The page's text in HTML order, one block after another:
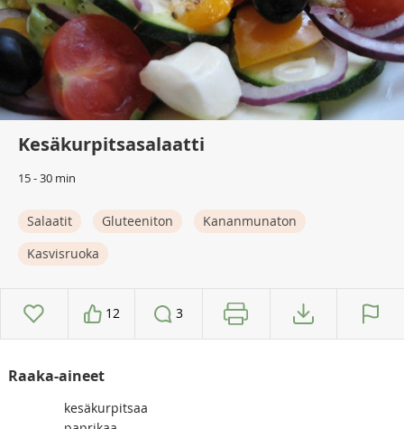
Kesäkurpitsasalaatti
15 - 30 min
Salaatit Gluteeniton
Kananmunaton
Kasvisruoka
12 3
Raaka-aineet
kesäkurpitsaa